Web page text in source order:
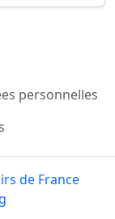
personnelles
de France